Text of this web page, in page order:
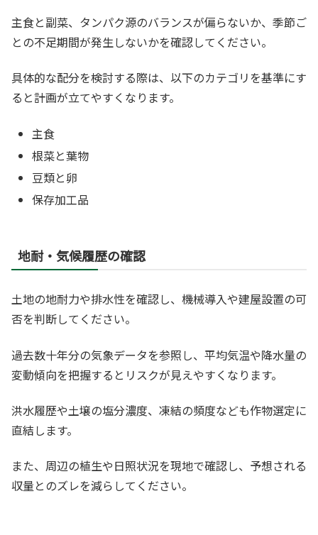
主食と副菜、タンパク源のバランスが偏らないか、季節ご
との不足期間が発生しないかを確認してください。
具体的な配分を検討する際は、以下のカテゴリを基準にす
ると計画が立てやすくなります。
主食
根菜と葉物
豆類と卵
保存加工品
地耐・気候履歴の確認
土地の地耐力や排水性を確認し、機械導入や建屋設置の可
否を判断してください。
過去数十年分の気象データを参照し、平均気温や降水量の
変動傾向を把握するとリスクが見えやすくなります。
洪水履歴や土壌の塩分濃度、凍結の頻度なども作物選定に
直結します。
また、周辺の植生や日照状況を現地で確認し、予想される
収量とのズレを減らしてください。